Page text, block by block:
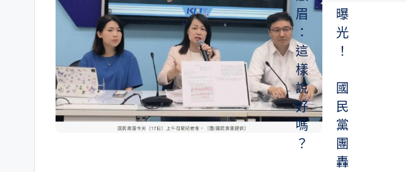
曝
光
！
國
民
黨
團
轟
眉
：
這
樣
說
好
嗎
？